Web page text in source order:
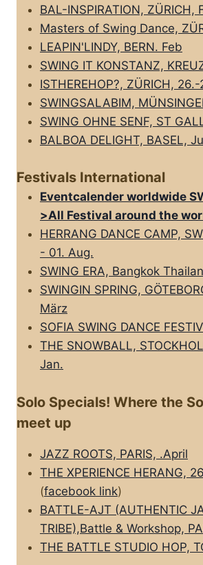
BAL-INSPIRATION, ZÜRICH,
Masters of Swing Dance,
LEAPIN'LINDY, BERN. Feb
SWING IT KONSTANZ,
ISTHEREHOP?, ZÜRICH,
SWINGSALABIM,
SWING OHNE SENF, ST
BALBOA DELIGHT, BASEL,
Festivals International
Eventcalender worldwide
>All FestivaI around the
HERRANG DANCE CAMP,
- 01. Aug.
SWING ERA, Bangkok
SWINGIN SPRING,
März
SOFIA SWING DANCE
THE SNOWBALL,
Jan.
Solo Specials! Where the
meet up
JAZZ ROOTS, PARIS, .April
THE XPERIENCE HERANG,
(facebook link)
BATTLE-AJT (AUTHENTIC
TRIBE),Battle & Workshop,
THE BATTLE STUDIO HOP,